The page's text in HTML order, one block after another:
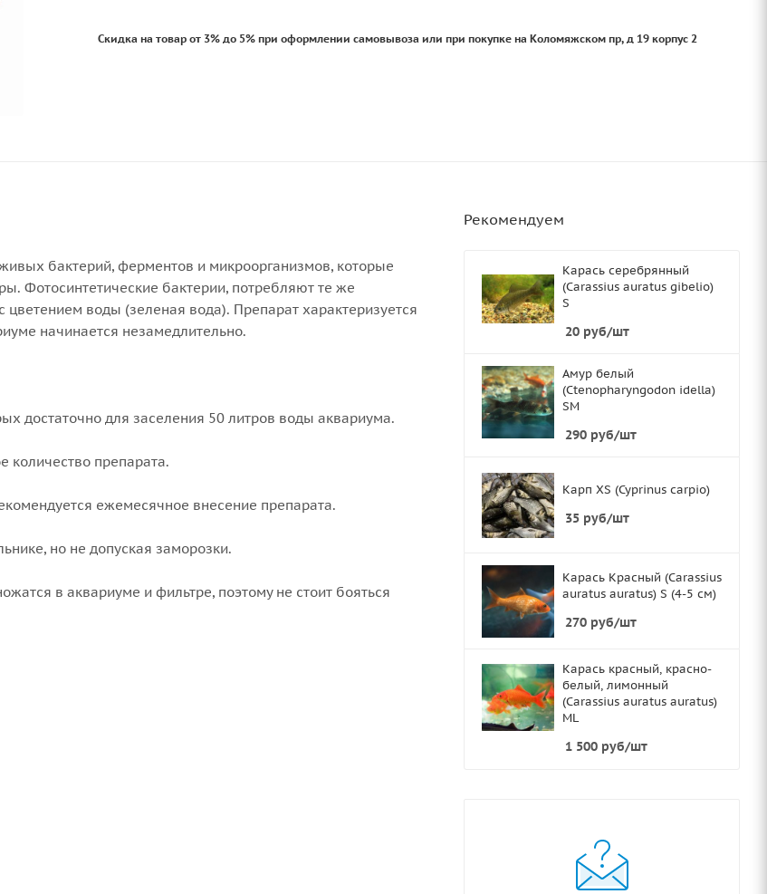
Скидка на товар от 3% до 5% при оформлении самовывоза или при покупке на Коломяжском пр, д 19 корпус 2
бактерий, ферментов и микроорганизмов, которые
Фотосинтетические бактерии, потребляют те же
воды (зеленая вода). Препарат характеризуется
начинается незамедлительно.
достаточно для заселения 50 литров воды аквариума.
препарата.
ежемесячное внесение препарата.
но не допуская заморозки.
в аквариуме и фильтре, поэтому не стоит бояться
Рекомендуем
Карась серебрянный
(Carassius auratus gibelio)
S
20 руб/шт
Амур белый
(Ctenopharyngodon idella)
SМ
290 руб/шт
Карп XS (Cyprinus carpio)
35 руб/шт
Карась Красный (Carassius
auratus auratus) S (4-5 см)
270 руб/шт
Карась красный, красно-
белый, лимонный
(Carassius auratus auratus)
ML
1 500 руб/шт